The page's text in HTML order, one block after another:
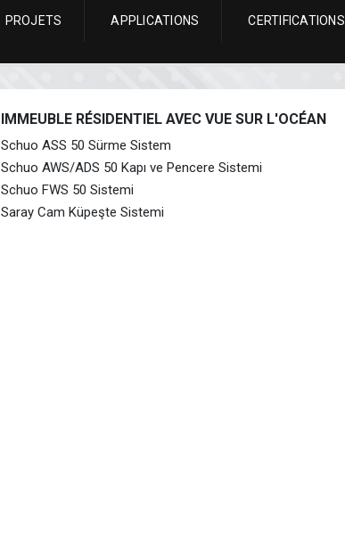
PROJETS APPLICATIONS
CERTIFICATIONS
IMMEUBLE RÉSIDENTIEL AVEC VUE SUR L'OCÉAN
Schuo ASS 50 Sürme Sistem
Schuo AWS/ADS 50 Kapı ve Pencere Sistemi
Schuo FWS 50 Sistemi
Saray Cam Küpeşte Sistemi